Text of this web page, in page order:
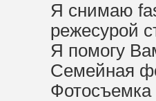
Я снимаю
режесурой
Я помогу
Семейная